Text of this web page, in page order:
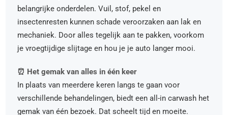
belangrijke onderdelen. Vuil, stof, pekel en
insectenresten kunnen schade veroorzaken aan lak en
mechaniek. Door alles tegelijk aan te pakken, voorkom
je vroegtijdige slijtage en hou je je auto langer mooi.
⏰ Het gemak van alles in één keer
In plaats van meerdere keren langs te gaan voor
verschillende behandelingen, biedt een all-in carwash het
gemak van één bezoek. Dat scheelt tijd en moeite.